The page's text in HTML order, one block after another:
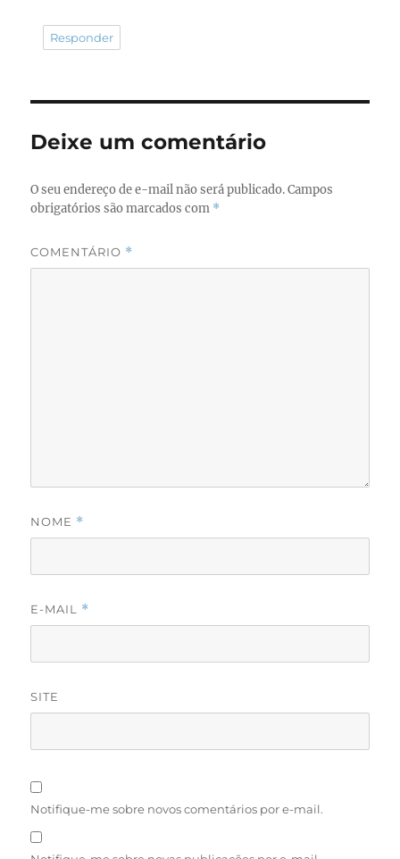
Responder
Deixe um comentário
O seu endereço de e-mail não será publicado. Campos
obrigatórios são marcados com *
COMENTÁRIO *
NOME *
E-MAIL *
SITE
Notifique-me sobre novos comentários por e-mail.